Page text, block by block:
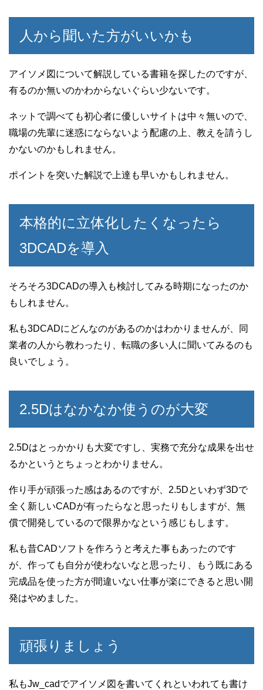
人から聞いた方がいいかも
アイソメ図について解説している書籍を探したのですが、
有るのか無いのかわからないぐらい少ないです。
ネットで調べても初心者に優しいサイトは中々無いので、
職場の先輩に迷惑にならないよう配慮の上、教えを請うし
かないのかもしれません。
ポイントを突いた解説で上達も早いかもしれません。
本格的に立体化したくなったら
3DCADを導入
そろそろ3DCADの導入も検討してみる時期になったのか
もしれません。
私も3DCADにどんなのがあるのかはわかりませんが、同
業者の人から教わったり、転職の多い人に聞いてみるのも
良いでしょう。
2.5Dはなかなか使うのが大変
2.5Dはとっかかりも大変ですし、実務で充分な成果を出せ
るかというとちょっとわかりません。
作り手が頑張った感はあるのですが、2.5Dといわず3Dで
全く新しいCADが有ったらなと思ったりもしますが、無
償で開発しているので限界かなという感じもします。
私も昔CADソフトを作ろうと考えた事もあったのです
が、作っても自分が使わないなと思ったり、もう既にある
完成品を使った方が間違いない仕事が楽にできると思い開
発はやめました。
頑張りましょう
私もJw_cadでアイソメ図を書いてくれといわれても書け